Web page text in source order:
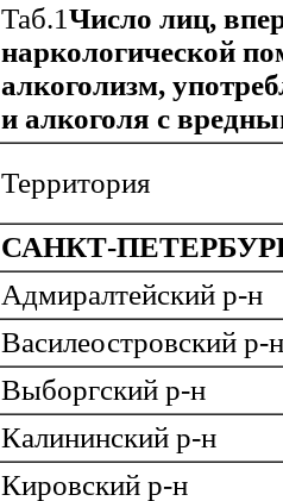
Таб.1Число лиц,
наркологической
алкоголизм,
и алкоголя с
Территория
САНКТ-
Адмиралтейский р-н
Василеостровский р-н
Выборгский р-н
Калининский р-н
Кировский р-н